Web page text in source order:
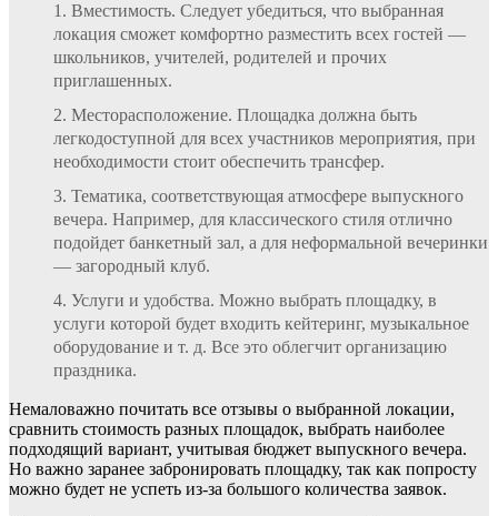
Вместимость. Следует убедиться, что выбранная
локация сможет комфортно разместить всех гостей —
школьников, учителей, родителей и прочих
приглашенных.
Месторасположение. Площадка должна быть
легкодоступной для всех участников мероприятия, при
необходимости стоит обеспечить трансфер.
Тематика, соответствующая атмосфере выпускного
вечера. Например, для классического стиля отлично
подойдет банкетный зал, а для неформальной вечеринки
— загородный клуб.
Услуги и удобства. Можно выбрать площадку, в
услуги которой будет входить кейтеринг, музыкальное
оборудование и т. д. Все это облегчит организацию
праздника.
Немаловажно почитать все отзывы о выбранной локации,
сравнить стоимость разных площадок, выбрать наиболее
подходящий вариант, учитывая бюджет выпускного вечера.
Но важно заранее забронировать площадку, так как попросту
можно будет не успеть из-за большого количества заявок.